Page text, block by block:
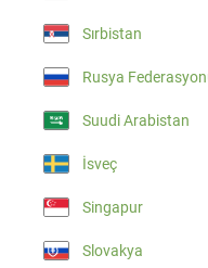
Sırbistan
Rusya
Suudi Arabistan
İsveç
Singapur
Slovakya